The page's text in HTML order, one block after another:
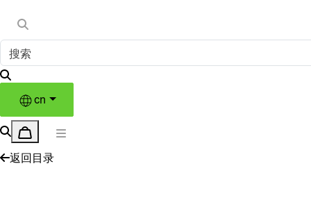
cn
返回目录